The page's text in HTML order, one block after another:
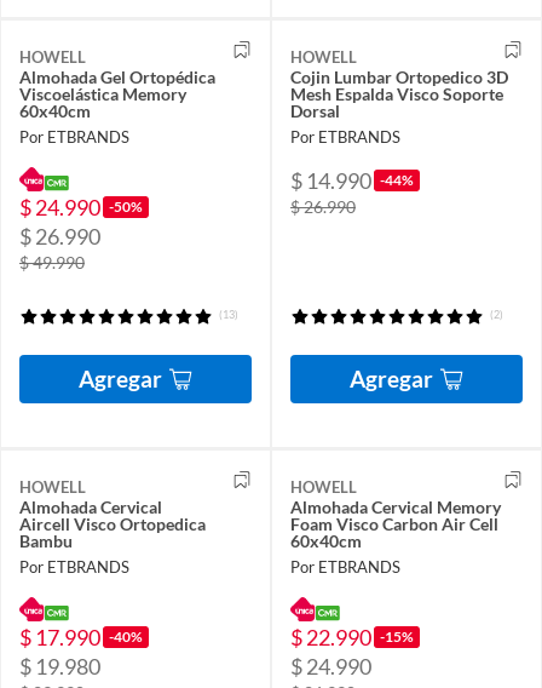
HOWELL
Almohada Gel Ortopédica
Viscoelástica Memory
60x40cm
Por ETBRANDS
$ 24.990 -50%
$ 26.990
$ 49.990
(13)
Agregar
HOWELL
Cojin Lumbar Ortopedico 3D
Mesh Espalda Visco Soporte
Dorsal
Por ETBRANDS
$ 14.990 -44%
$ 26.990
(2)
Agregar
HOWELL
Almohada Cervical
Aircell Visco Ortopedica
Bambu
Por ETBRANDS
$ 17.990 -40%
$ 19.980
HOWELL
Almohada Cervical Memory
Foam Visco Carbon Air Cell
60x40cm
Por ETBRANDS
$ 22.990 -15%
$ 24.990